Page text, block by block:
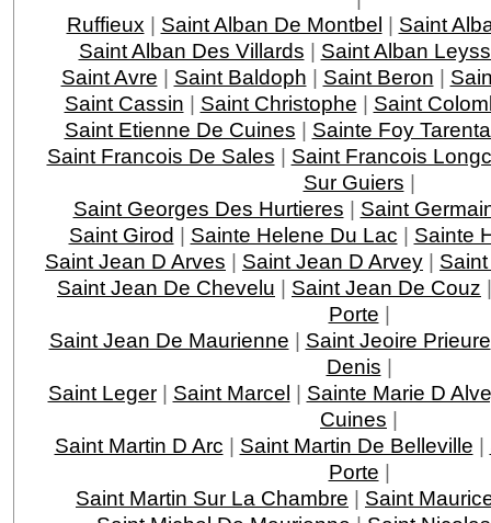
Ruffieux | Saint Alban De Montbel | Saint
Saint Alban Des Villards | Saint Alban
Saint Avre | Saint Baldoph | Saint Beron |
Saint Cassin | Saint Christophe | Saint
Saint Etienne De Cuines | Sainte Foy
Saint Francois De Sales | Saint Francois
Sur Guiers |
Saint Georges Des Hurtieres | Saint
Saint Girod | Sainte Helene Du Lac | Sainte
Saint Jean D Arves | Saint Jean D Arvey |
Saint Jean De Chevelu | Saint Jean De Couz
Porte |
Saint Jean De Maurienne | Saint Jeoire Prieure
Denis |
Saint Leger| Saint Marcel | Sainte Marie D
Cuines |
Saint Martin D Arc | Saint Martin De Belleville |
Porte |
Saint Martin Sur La Chambre | Saint